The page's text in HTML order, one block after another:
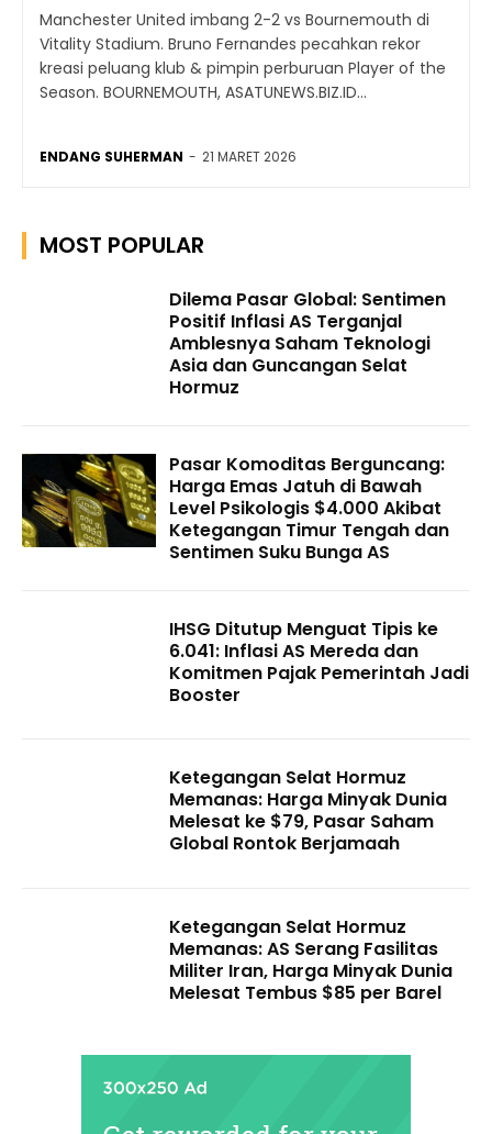
Manchester United imbang 2-2 vs Bournemouth di
Vitality Stadium. Bruno Fernandes pecahkan rekor
kreasi peluang klub & pimpin perburuan Player of the
Season. BOURNEMOUTH, ASATUNEWS.BIZ.ID...
ENDANG SUHERMAN - 21 MARET 2026
MOST POPULAR
Dilema Pasar Global: Sentimen
Positif Inflasi AS Terganjal
Amblesnya Saham Teknologi
Asia dan Guncangan Selat
Hormuz
Pasar Komoditas Berguncang:
Harga Emas Jatuh di Bawah
Level Psikologis $4.000 Akibat
Ketegangan Timur Tengah dan
Sentimen Suku Bunga AS
IHSG Ditutup Menguat Tipis ke
6.041: Inflasi AS Mereda dan
Komitmen Pajak Pemerintah Jadi
Booster
Ketegangan Selat Hormuz
Memanas: Harga Minyak Dunia
Melesat ke $79, Pasar Saham
Global Rontok Berjamaah
Ketegangan Selat Hormuz
Memanas: AS Serang Fasilitas
Militer Iran, Harga Minyak Dunia
Melesat Tembus $85 per Barel